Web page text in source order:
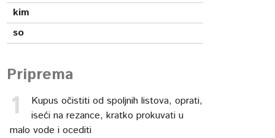
kim
so
Priprema
Kupus očistiti od spoljnih listova, oprati,
iseći na rezance, kratko prokuvati u
malo vode i ocediti